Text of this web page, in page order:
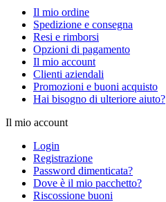
Il mio ordine
Spedizione e consegna
Resi e rimborsi
Opzioni di pagamento
Il mio account
Clienti aziendali
Promozioni e buoni acquisto
Hai bisogno di ulteriore aiuto?
Il mio account
Login
Registrazione
Password dimenticata?
Dove è il mio pacchetto?
Riscossione buoni